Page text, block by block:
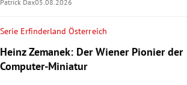
Patrick Dax05.08.2026
Serie Erfinderland Österreich
Heinz Zemanek: Der Wiener Pionier der
Computer-Miniatur